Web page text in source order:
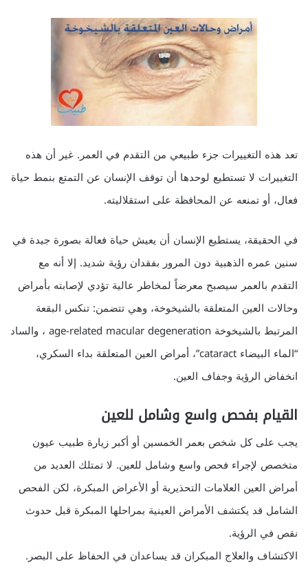
تعد هذه التغييرات جزء طبيعي من التقدم في العمر. غير أن هذه
التغييرات لا تستطيع لوحدها أن توقف الإنسان عن التمتع بنمط حياة
فعال، أو تمنعه عن المحافظة على استقلاليته.
في الحقيقة، يستطيع الإنسان أن يعيش حياة فعالة بصورة جيدة في
سنين عمره الذهبية دون المرور بفقدان رؤية شديد. إلا أنه مع
التقدم بالعمر سيصبح معرضاً لمخاطر عالية تؤدي لإصابته بأمراض
وحالات العين المتعلقة بالشيخوخة، وهي تتضمن: تنكس البقعة
المرتبط بالشيخوخة age-related macular degeneration ، والساد
“الماء البيضاء cataract”، أمراض العين المتعلقة بداء السكري،
انخفاض الرؤية وجفاف العين.
القيام بفحص واسع وشامل للعين
يجب على كل شخص بعمر الخمسين أو أكبر زيارة طبيب عيون
متخصص لإجراء فحص واسع وشامل للعين. لا تمتلك العديد من
أمراض العين العلامات التحذيرية أو الأعراض المبكرة، لكن الفحص
الشامل قد يكتشف الأمراض العينية بمراحلها المبكرة قبل حدوث
نقص في الرؤية.
الاكتشاف والعلاج المبكران قد يساعدان في الحفاظ على البصر.